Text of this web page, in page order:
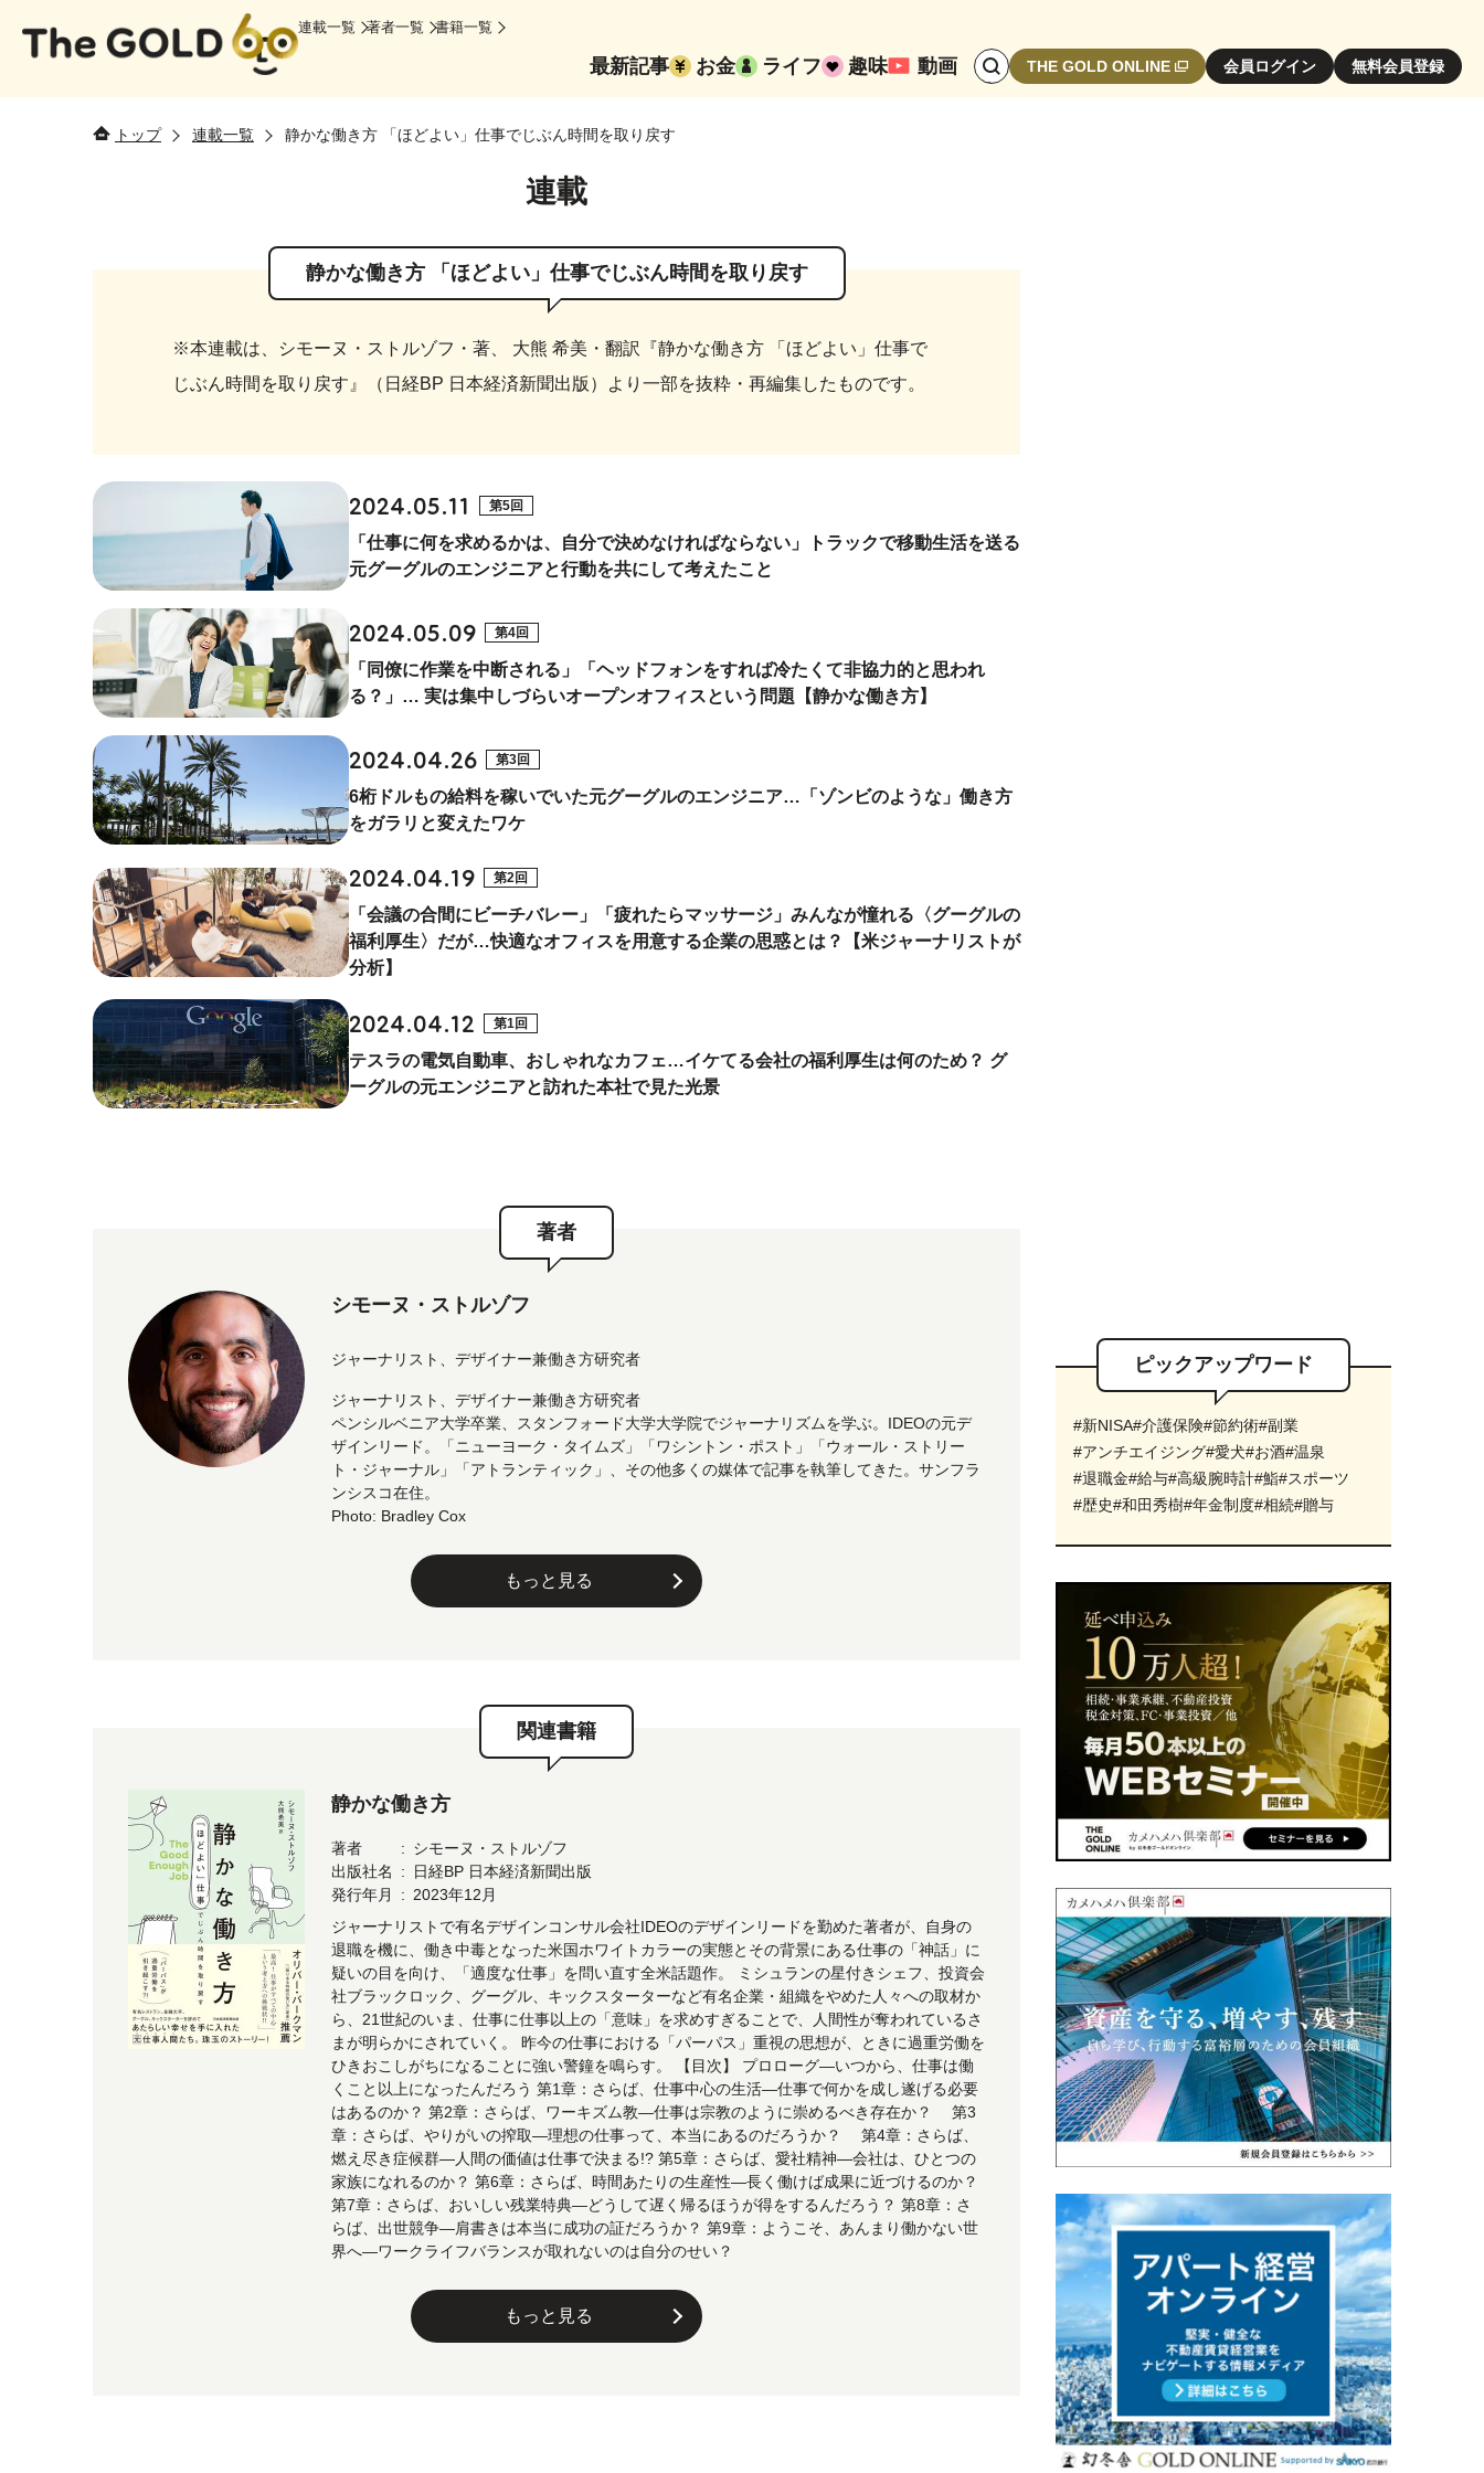
最新記事 お金 ライフ 趣味 動画
検
索
THE GOLD ONLINE 会員ログイン 無料会員登録
連載一覧 著者一覧 書籍一覧
トップ 連載一覧 静かな働き方 「ほどよい」仕事でじぶん時間を取り戻す
連載
静かな働き方 「ほどよい」仕事でじぶん時間を取り戻す
※本連載は、シモーヌ・ストルゾフ・著、 大熊 希美・翻訳『静かな働き方 「ほどよい」仕事で
じぶん時間を取り戻す』（日経BP 日本経済新聞出版）より一部を抜粋・再編集したものです。
2024.05.11 第5回
「仕事に何を求めるかは、自分で決めなければならない」トラックで移動生活を送る
元グーグルのエンジニアと行動を共にして考えたこと
2024.05.09 第4回
「同僚に作業を中断される」「ヘッドフォンをすれば冷たくて非協力的と思われ
る？」… 実は集中しづらいオープンオフィスという問題【静かな働き方】
2024.04.26 第3回
6桁ドルもの給料を稼いでいた元グーグルのエンジニア…「ゾンビのような」働き方
をガラリと変えたワケ
2024.04.19 第2回
「会議の合間にビーチバレー」「疲れたらマッサージ」みんなが憧れる〈グーグルの
福利厚生〉だが…快適なオフィスを用意する企業の思惑とは？【米ジャーナリストが
分析】
2024.04.12 第1回
テスラの電気自動車、おしゃれなカフェ…イケてる会社の福利厚生は何のため？ グ
ーグルの元エンジニアと訪れた本社で見た光景
著者
シモーヌ・ストルゾフ
ジャーナリスト、デザイナー兼働き方研究者
ジャーナリスト、デザイナー兼働き方研究者
ペンシルベニア大学卒業、スタンフォード大学大学院でジャーナリズムを学ぶ。IDEOの元デ
ザインリード。「ニューヨーク・タイムズ」「ワシントン・ポスト」「ウォール・ストリー
ト・ジャーナル」「アトランティック」、その他多くの媒体で記事を執筆してきた。サンフラ
ンシスコ在住。
Photo: Bradley Cox
もっと見る
関連書籍
静かな働き方
著者
シモーヌ・ストルゾフ
出版社名
日経BP 日本経済新聞出版
発行年月
2023年12月
ジャーナリストで有名デザインコンサル会社IDEOのデザインリードを勤めた著者が、自身の
退職を機に、働き中毒となった米国ホワイトカラーの実態とその背景にある仕事の「神話」に
疑いの目を向け、「適度な仕事」を問い直す全米話題作。 ミシュランの星付きシェフ、投資会
社ブラックロック、グーグル、キックスターターなど有名企業・組織をやめた人々への取材か
ら、21世紀のいま、仕事に仕事以上の「意味」を求めすぎることで、人間性が奪われているさ
まが明らかにされていく。 昨今の仕事における「パーパス」重視の思想が、ときに過重労働を
ひきおこしがちになることに強い警鐘を鳴らす。 【目次】 プロローグ―いつから、仕事は働
くこと以上になったんだろう 第1章：さらば、仕事中心の生活―仕事で何かを成し遂げる必要
はあるのか？ 第2章：さらば、ワーキズム教―仕事は宗教のように崇めるべき存在か？ 第3
章：さらば、やりがいの搾取―理想の仕事って、本当にあるのだろうか？ 第4章：さらば、
燃え尽き症候群―人間の価値は仕事で決まる!? 第5章：さらば、愛社精神―会社は、ひとつの
家族になれるのか？ 第6章：さらば、時間あたりの生産性―長く働けば成果に近づけるのか？
第7章：さらば、おいしい残業特典―どうして遅く帰るほうが得をするんだろう？ 第8章：さ
らば、出世競争―肩書きは本当に成功の証だろうか？ 第9章：ようこそ、あんまり働かない世
界へ―ワークライフバランスが取れないのは自分のせい？
もっと見る
ピックアップワード
#新NISA#介護保険#節約術#副業
#アンチエイジング#愛犬#お酒#温泉
#退職金#給与#高級腕時計#鮨#スポーツ
#歴史#和田秀樹#年金制度#相続#贈与